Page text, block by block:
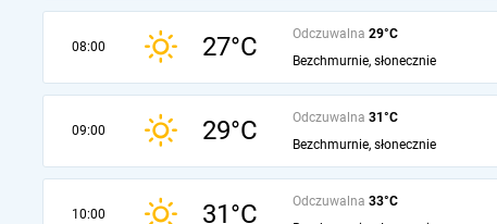
08:00 27°C Odczuwalna 29°C
Bezchmurnie, słonecznie
09:00 29°C Odczuwalna 31°C
Bezchmurnie, słonecznie
10:00 31°C Odczuwalna 33°C